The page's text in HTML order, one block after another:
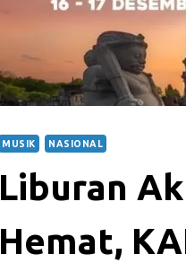
MUSIK NASIONAL
Liburan
Hemat,